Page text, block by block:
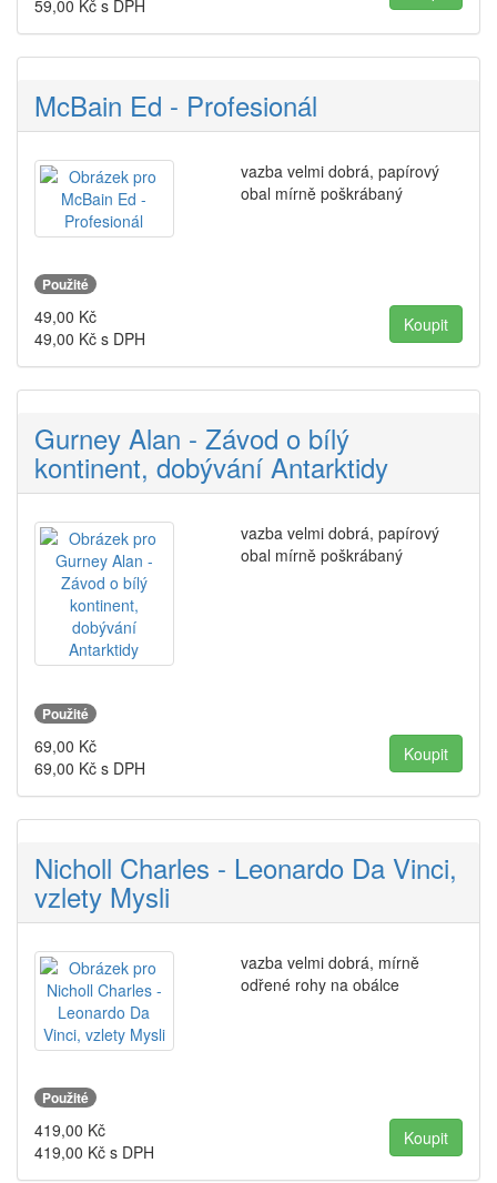
59,00 Kč s DPH
McBain Ed - Profesionál
vazba velmi dobrá, papírový
obal mírně poškrábaný
Použité
49,00 Kč
49,00 Kč s DPH
Gurney Alan - Závod o bílý
kontinent, dobývání Antarktidy
vazba velmi dobrá, papírový
obal mírně poškrábaný
Použité
69,00 Kč
69,00 Kč s DPH
Nicholl Charles - Leonardo Da Vinci,
vzlety Mysli
vazba velmi dobrá, mírně
odřené rohy na obálce
Použité
419,00 Kč
419,00 Kč s DPH